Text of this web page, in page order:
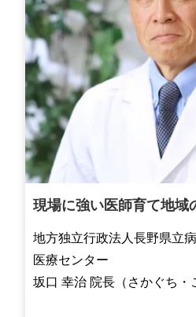
現場に強い医師育て地域
地方独立行政法人長野県立
医療センター
坂口 幸治 院長（さかぐち・